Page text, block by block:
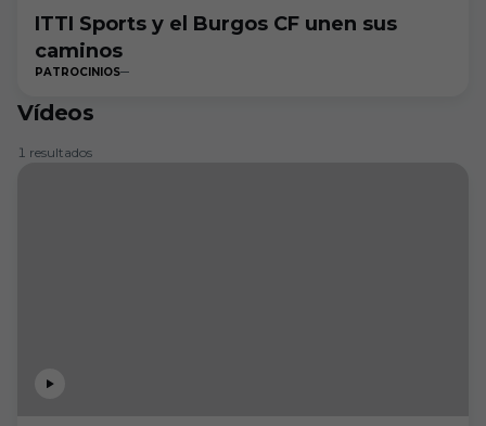
ITTI Sports y el Burgos CF unen sus
caminos
PATROCINIOS
Vídeos
1 resultados